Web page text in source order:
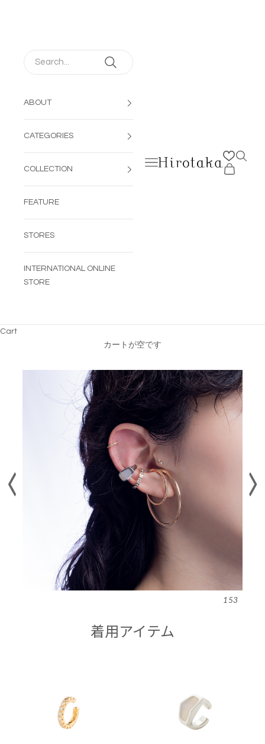
Hirotaka Jewelry | 公式オン
メニューを開く
検索を
カートを
ABOUT
CATEGORIES
COLLECTION
FEATURE
STORES
INTERNATIONAL ONLINE
STORE
Cart
カートが空です
153
着用アイテム